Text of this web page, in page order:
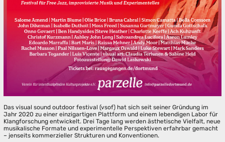
Das visual sound outdoor festival (vsof) hat sich seit seiner Gründung im
Jahr 2020 zu einer einzigartigen Plattform und einem lebendigen Labor für
Klangforschung entwickelt. Drei Tage lang werden ästhetische Vielfalt, neue
musikalische Formate und experimentelle Perspektiven erfahrbar gemacht
– jenseits kommerzieller Strukturen und Konventionen.